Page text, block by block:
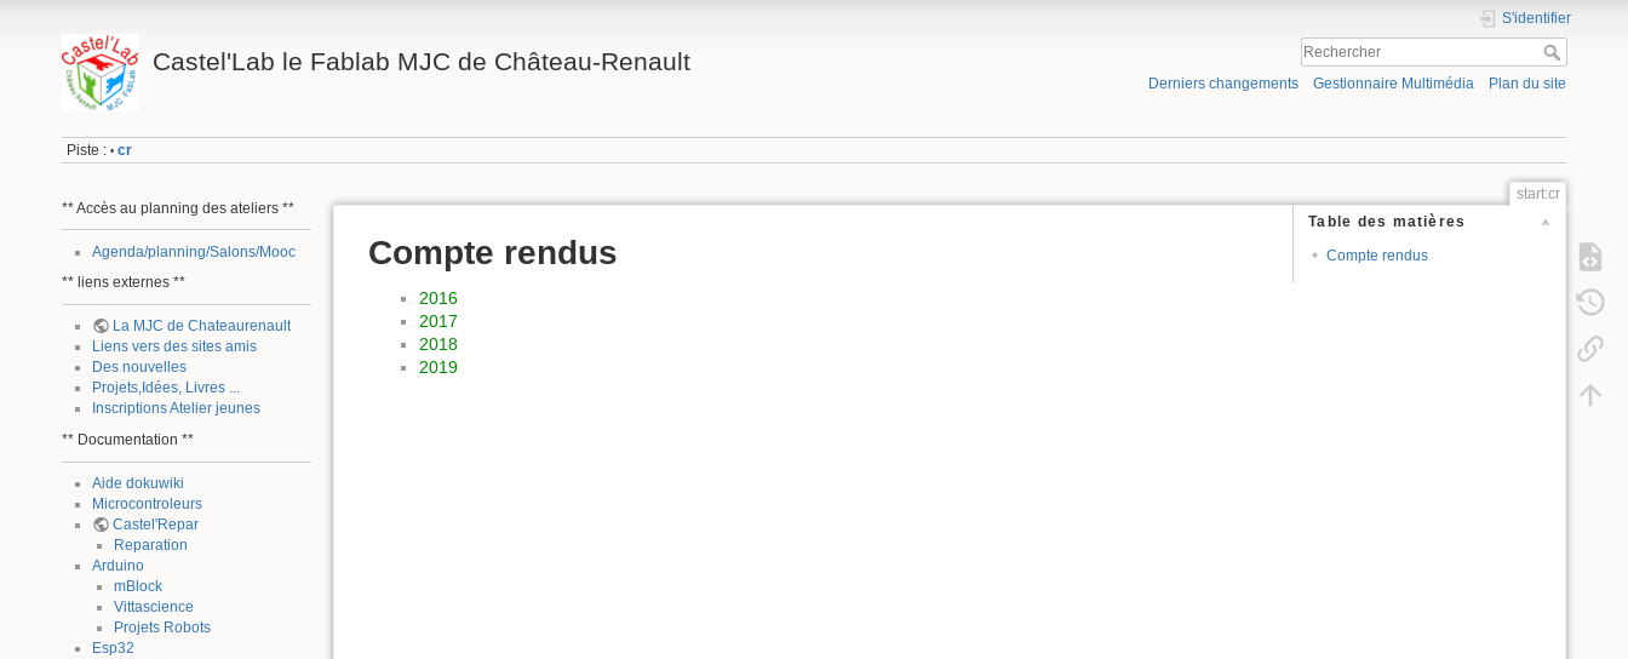
Castel'Lab le Fablab MJC de Château-Renault
S'identifier
Derniers changements Gestionnaire Multimédia Plan du site
Piste : • cr
** Accès au planning des ateliers **
Agenda/planning/Salons/Mooc
** liens externes **
La MJC de Chateaurenault
Liens vers des sites amis
Des nouvelles
Projets,Idées, Livres ...
Inscriptions Atelier jeunes
** Documentation **
Aide dokuwiki
Microcontroleurs
Castel'Repar
Reparation
Arduino
mBlock
Vittascience
Projets Robots
Esp32
start:cr
Table des matières
Compte rendus
Compte rendus
2016
2017
2018
2019